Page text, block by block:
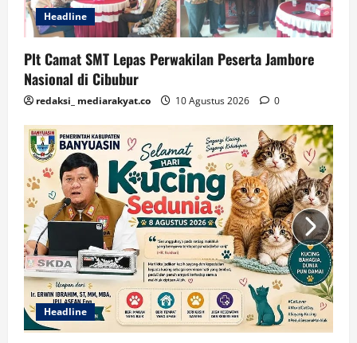
Headline
Plt Camat SMT Lepas Perwakilan Peserta Jambore
Nasional di Cibubur
redaksi_ mediarakyat.co 10 Agustus 2026 0
Headline